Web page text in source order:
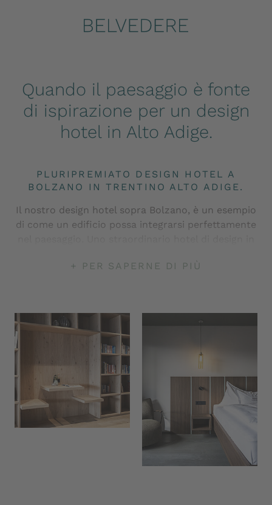
Quando il paesaggio è fonte
di ispirazione per un design
hotel in Alto Adige.
PLURIPREMIATO DESIGN HOTEL A
BOLZANO IN TRENTINO ALTO ADIGE.
Il nostro design hotel sopra Bolzano, è un esempio
di come un edificio possa integrarsi perfettamente
parte di architetti e ingegneri e che è stata
+ PER SAPERNE DI PIÙ